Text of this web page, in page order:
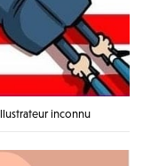
inconnu